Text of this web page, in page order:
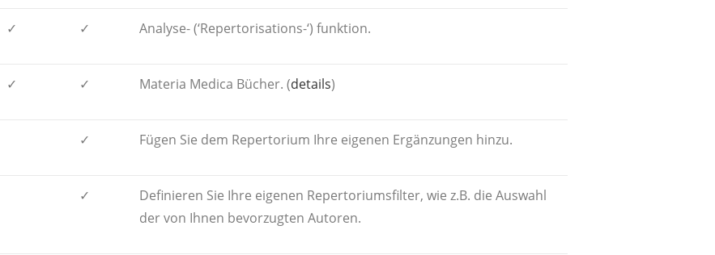
✓ ✓ Analyse- (‘Repertorisations-‘) funktion.
✓ ✓ Materia Medica Bücher. (details)
✓ Fügen Sie dem Repertorium Ihre eigenen Ergänzungen hinzu.
✓
Definieren Sie Ihre eigenen Repertoriumsfilter, wie z.B. die Auswahl
der von Ihnen bevorzugten Autoren.